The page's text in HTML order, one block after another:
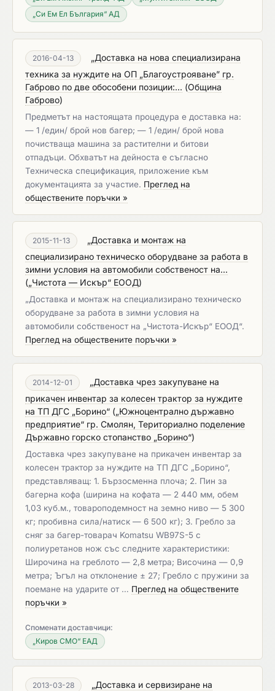
„Си Ем Ел България“ АД
2016-04-13
„Доставка на нова специализиранa
техника за нуждите на ОП „Благоустрояване” гр.
Габрово по две обособени позиции:... (Община
Габрово)
Предметът на настоящата процедура е доставка на:
— 1 /един/ брой нов багер; — 1 /един/ брой нова
почистваща машина за растителни и битови
отпадъци. Обхватът на дейноста е съгласно
Техническа спецификация, приложение към
документацията за участие. Преглед на
обществените поръчки »
2015-11-13
„Доставка и монтаж на
специализирано техническо оборудване за работа в
зимни условия на автомобили собственост на...
(„Чистота — Искър“ ЕООД)
„Доставка и монтаж на специализирано техническо
оборудване за работа в зимни условия на
автомобили собственост на „Чистота-Искър“ ЕООД“.
Преглед на обществените поръчки »
2014-12-01
„Доставка чрез закупуване на
прикачен инвентар за колесен трактор за нуждите
на ТП ДГС „Борино“ („Южноцентрално държавно
предприятие“ гр. Смолян, Териториално поделение
Държавно горско стопанство „Борино“)
Доставка чрез закупуване на прикачен инвентар за
колесен трактор за нуждите на ТП ДГС „Борино“,
представляващ: 1. Бързосменна плоча; 2. Пин за
багерна кофа (ширина на кофата — 2 440 мм, обем
1,03 куб.м., товароподемност на земно ниво — 5 300
кг; пробивна сила/натиск — 6 500 кг); 3. Гребло за
сняг за багер-товарач Komatsu WB97S-5 с
полиуретанов нож със следните характеристики:
Широчина на греблото — 2,8 метра; Височина — 0,9
метра; Ъгъл на отклонение ± 27; Гребло с пружини за
поемане на ударите от … Преглед на обществените
поръчки »
Споменати доставчици:
„Киров СМО“ ЕАД
2013-03-28
„Доставка и сервизиране на